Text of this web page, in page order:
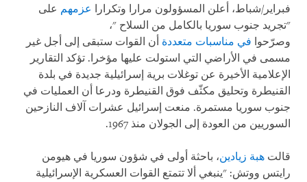
فبراير/شباط، أعلن المسؤولون مرارا وتكرارا
عزمهم على
"تجريد جنوب سوريا بالكامل من السلاح "،
وصرّحوا في مناسبات متعددة أن القوات ستبقى إلى أجل غير
مسمى في الأراضي التي استولت عليها مؤخرا. تؤكد التقارير
الإعلامية الأخيرة عن توغلات برية إسرائيلية جديدة في بلدة
القنيطرة وتحليق مكثّف فوق القنيطرة ودرعا أن العمليات في
جنوب سوريا مستمرة. منعت إسرائيل عشرات آلاف النازحين
السوريين من العودة إلى الجولان منذ 1967.
قالت هبة زيادين، باحثة أولى في شؤون سوريا في هيومن
رايتس ووتش: "ينبغي ألا تتمتع القوات العسكرية الإسرائيلية